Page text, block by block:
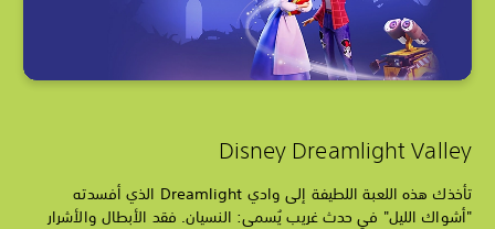
Disney Dreamlight Valley
تأخذك هذه اللعبة اللطيفة إلى وادي Dreamlight الذي أفسدته
"أشواك الليل" في حدث غريب يُسمى: النسيان. فقد الأبطال والأشرار